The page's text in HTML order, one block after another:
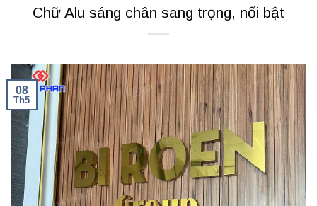
Chữ Alu sáng chân sang trọng, nổi bật
08
Th5